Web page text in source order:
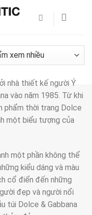
nhà thiết kế người Ý
vào năm 1985. Từ khi
phẩm thời trang Dolce
một biểu tượng của
một phần không thể
kiểu dáng và màu
cổ điển đến những
đẹp và người nổi
túi Dolce & Gabbana